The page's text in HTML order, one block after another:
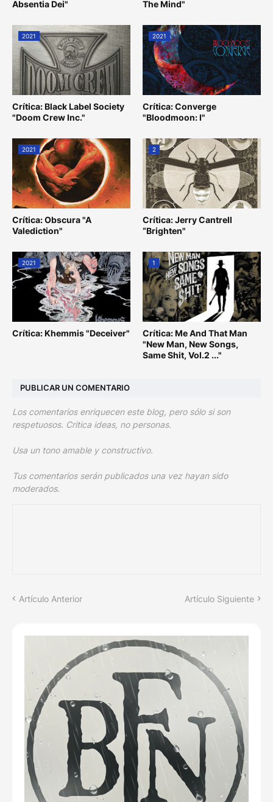
Absentia Dei"
The Mind"
2021
Crítica: Black Label Society
"Doom Crew Inc."
2021
Crítica: Converge
"Bloodmoon: I"
2021
Crítica: Obscura "A
Valediction"
2
Crítica: Jerry Cantrell
“Brighten"
2021
Crítica: Khemmis "Deceiver"
1
Crítica: Me And That Man
"New Man, New Songs,
Same Shit, Vol.2 ..."
PUBLICAR UN COMENTARIO
Los comentarios enriquecen este blog, pero sólo si son
respetuosos. Critica ideas, no personas.
Usa un tono amable y constructivo.
Tus comentarios serán publicados una vez hayan sido
moderados.
Artículo Anterior Artículo Siguiente